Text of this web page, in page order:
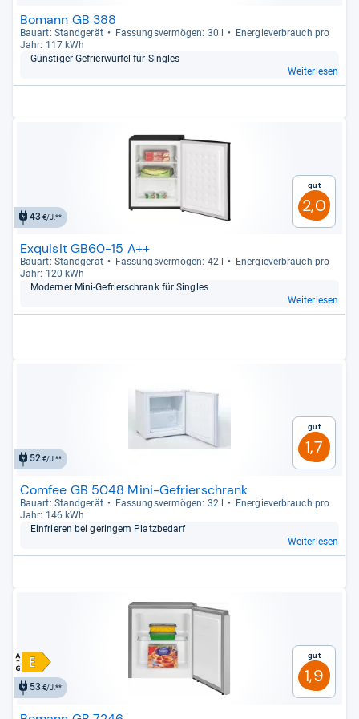
Bomann GB 388
Bau­art: Stand­ge­rät Fas­sungs­ver­mö­gen: 30 l
Ener­gie­ver­brauch pro
Jahr: 117 kWh
Güns­ti­ger Gefrier­wür­fel für Singles
Weiterlesen
43 €/J.**
Gut
2,0
Exquisit GB60-15 A++
Bau­art: Stand­ge­rät Fas­sungs­ver­mö­gen: 42 l
Ener­gie­ver­brauch pro
Jahr: 120 kWh
Moder­ner Mini-​Gefrier­schrank für Singles
Weiterlesen
52€/J.**
Gut
1,7
Comfee GB 5048 Mini-Gefrierschrank
Bau­art: Stand­ge­rät Fas­sungs­ver­mö­gen: 32 l
Ener­gie­ver­brauch pro
Jahr: 146 kWh
Ein­frie­ren bei gerin­gem Platz­be­darf
Weiterlesen
53 €/J.**
Gut
1,9